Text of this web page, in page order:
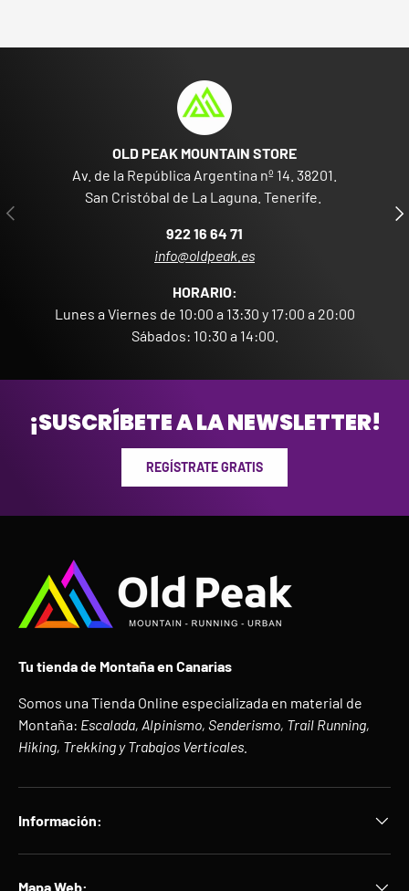
PREVIOUS
OLD PEAK MOUNTAIN STORE
Av. de la República Argentina nº 14. 38201.
San Cristóbal de La Laguna. Tenerife.
922 16 64 71
info@oldpeak.es
HORARIO:
Lunes a Viernes de 10:00 a 13:30 y 17:00 a 20:00
Sábados: 10:30 a 14:00.
¡SUSCRÍBETE A LA NEWSLETTER!
REGÍSTRATE GRATIS
Tu tienda de Montaña en Canarias
Somos una Tienda Online especializada en material de
Montaña: Escalada, Alpinismo, Senderismo, Trail Running,
Hiking, Trekking y Trabajos Verticales.
Información:
Mapa Web: